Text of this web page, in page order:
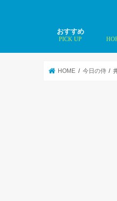
おすすめ
PICK UP
HOME 今日の侍